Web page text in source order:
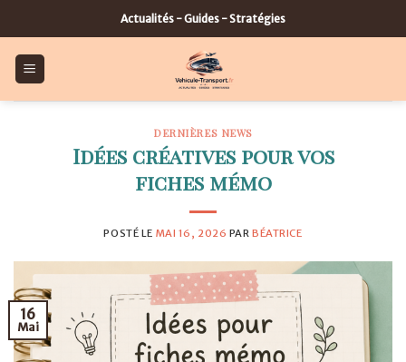
to
content
Actualités - Guides - Stratégies
DERNIÈRES NEWS
Idées créatives pour vos
fiches mémo
POSTÉ LE MAI 16, 2026 PARBÉATRICE
16
Mai